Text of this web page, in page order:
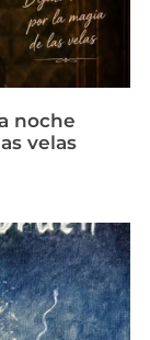
noche
velas